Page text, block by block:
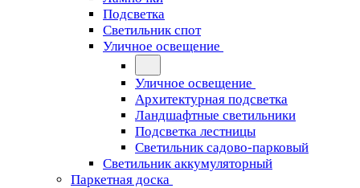
Подсветка
Светильник спот
Уличное освещение
Уличное освещение
Архитектурная подсветка
Ландшафтные светильники
Подсветка лестницы
Светильник садово-парковый
Светильник аккумуляторный
Паркетная доска